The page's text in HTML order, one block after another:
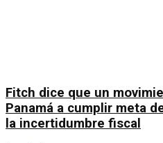
Fitch dice que un
Panamá a cumplir meta
la incertidumbre fiscal